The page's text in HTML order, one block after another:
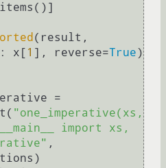
(result,
x[ 1 ], reverse=True)
=
"one_imperative(xs,
import xs,
,